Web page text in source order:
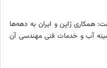
همکاری ژاپن و ایران به دهه‌ها
آب و خدمات فنی مهندسی آن